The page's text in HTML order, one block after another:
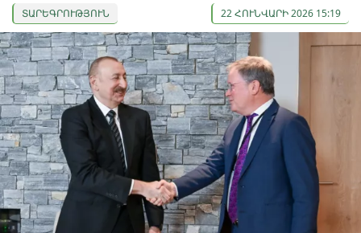
ՏԱՐԵԳՐՈՒԹՅՈՒՆ 22 ՀՈՒՆՎԱՐԻ 2026 15:19